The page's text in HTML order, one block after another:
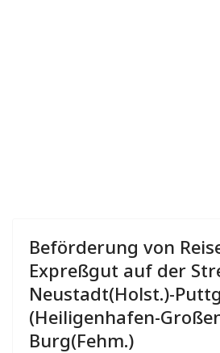
Beförderung von
Expreßgut auf der
Neustadt(Holst.)-
(Heiligenhafen-
Burg(Fehm.)